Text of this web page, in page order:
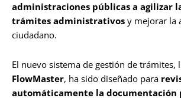
administraciones públicas a agilizar
trámites administrativos y mejorar la
ciudadano.
El nuevo sistema de gestión de trámites,
FlowMaster, ha sido diseñado para
automáticamente la documentación